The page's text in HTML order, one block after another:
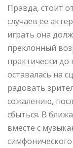
Правда, стоит
случаев ее
играть она
преклонный
практически до
оставалась на
радовать
сожалению,
сбыться. В
вместе с